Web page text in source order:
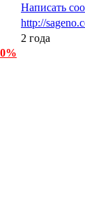
Написать
http://
2 года